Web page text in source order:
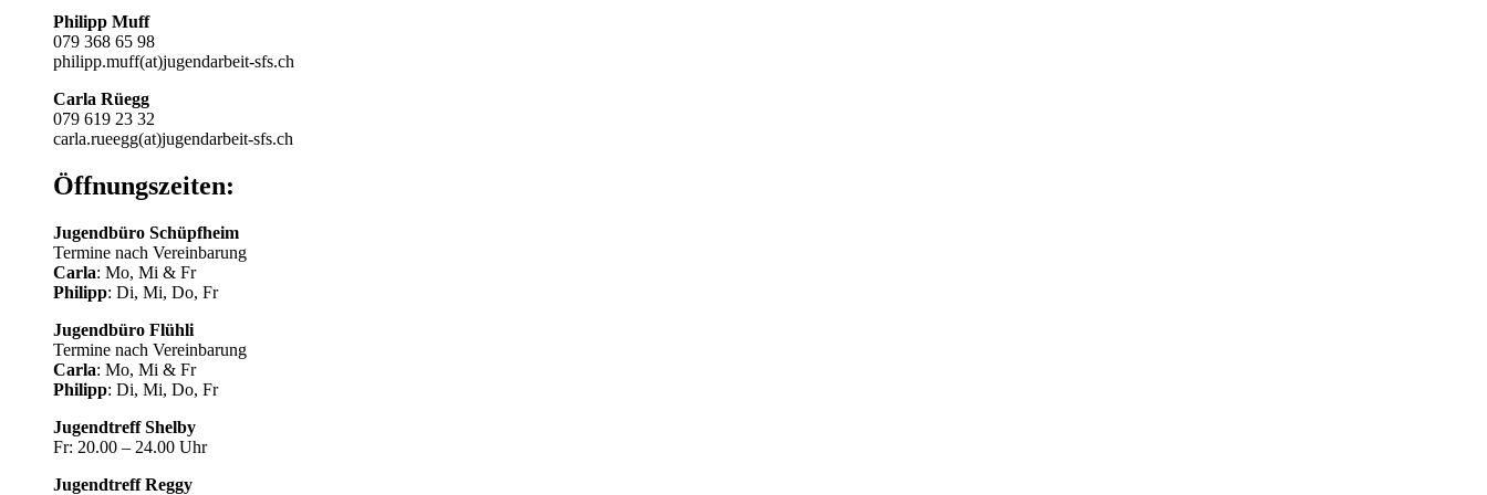
Philipp Muff
079 368 65 98
philipp.muff(at)jugendarbeit-sfs.ch
Carla Rüegg
079 619 23 32
carla.rueegg(at)jugendarbeit-sfs.ch
Öffnungszeiten:
Jugendbüro Schüpfheim
Termine nach Vereinbarung
Carla: Mo, Mi & Fr
Philipp: Di, Mi, Do, Fr
Jugendbüro Flühli
Termine nach Vereinbarung
Carla: Mo, Mi & Fr
Philipp: Di, Mi, Do, Fr
Jugendtreff Shelby
Fr: 20.00 – 24.00 Uhr
Jugendtreff Reggy